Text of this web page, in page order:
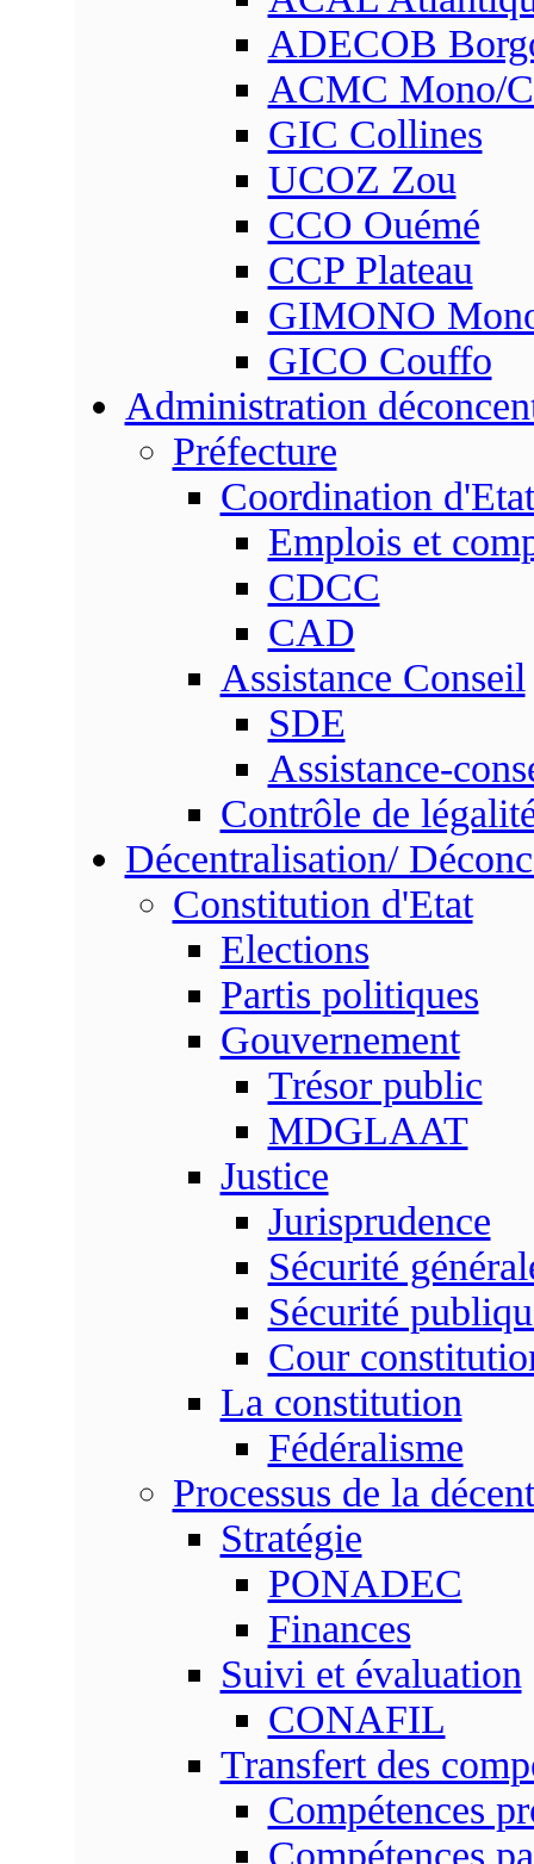
ADECOB
ACMC Mono/
GIC Collines
UCOZ Zou
CCO Ouémé
CCP Plateau
GIMONO
GICO Couffo
Administration
Préfecture
Coordination d'Etat
Emplois et
CDCC
CAD
Assistance Conseil
SDE
Assistance-
Contrôle de
Décentralisation/
Constitution d'Etat
Elections
Partis politiques
Gouvernement
Trésor public
MDGLAAT
Justice
Jurisprudence
Sécurité
Sécurité
Cour
La constitution
Fédéralisme
Processus de la
Stratégie
PONADEC
Finances
Suivi et évaluation
CONAFIL
Transfert des
Compétences
Compétences